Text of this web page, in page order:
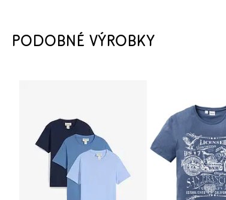
PODOBNÉ VÝROBKY